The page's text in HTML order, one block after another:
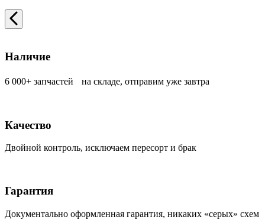
Наличие
6 000+ запчастей на складе, отправим уже завтра
Качество
Двойной контроль, исключаем пересорт и брак
Гарантия
Документально оформленная гарантия, никаких «серых» схем